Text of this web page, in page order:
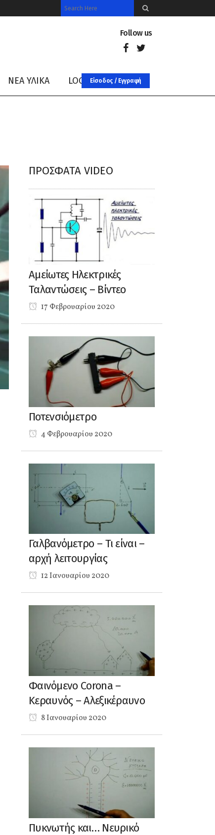
Follow us
ΝΈΑ ΥΛΙΚΑ LOG INΕίσοδος / Εγγραφή
ΠΡΌΣΦΑΤΑ VIDEO
Αμείωτες Ηλεκτρικές
Ταλαντώσεις – Βίντεο
17 Φεβρουαρίου 2020
Ποτενσιόμετρο
4 Φεβρουαρίου 2020
Γαλβανόμετρο – Τι είναι –
αρχή λειτουργίας
12 Ιανουαρίου 2020
Φαινόμενο Corona –
Κεραυνός – Αλεξικέραυνο
8 Ιανουαρίου 2020
Πυκνωτής και… Νευρικό